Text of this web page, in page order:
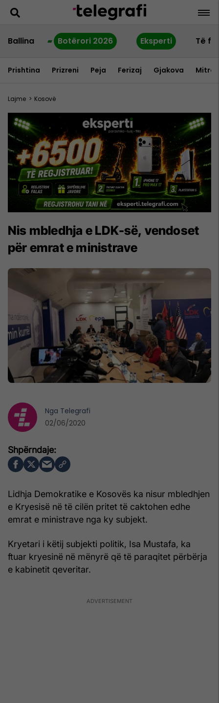
Ballina Botërori 2026 Eksperti Të
Prishtina Prizreni Peja Ferizaj Gjakova
Lajme > Kosovë
Nis mbledhja e LDK-së, vendoset
për emrat e ministrave
Lidhja Demokratike e Kosovës ka nisur mbledhjen
e Kryesisë në të cilën pritet të caktohen edhe
emrat e ministrave nga ky subjekt.
Kryetari i këtij subjekti politik, Isa Mustafa, ka
ftuar kryesinë në mënyrë që të paraqitet përbërja
e kabinetit qeveritar.
Nga Telegrafi
02/06/2020